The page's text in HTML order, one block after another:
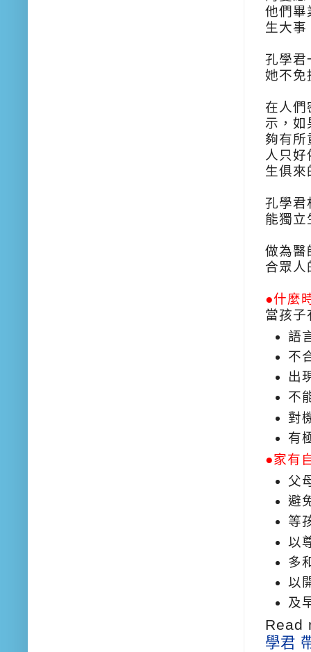
他們畢
生大事
孔學君
她不免
在人們
示，如
夠有所
人只
生俱來
孔學君
能獨立
做為醫
合眾人
●什麼
當孩子
語
不
出
不
對
有
●家有
父
避
等
以
多
以
及
Read
學君